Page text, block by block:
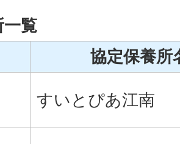
一覧
協定保養所
すいとぴあ江南